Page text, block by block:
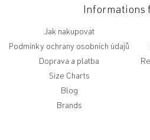
Informations
Jak nakupovat
Podmínky ochrany osobních údajů
Doprava a platba
Size Charts
Blog
Brands